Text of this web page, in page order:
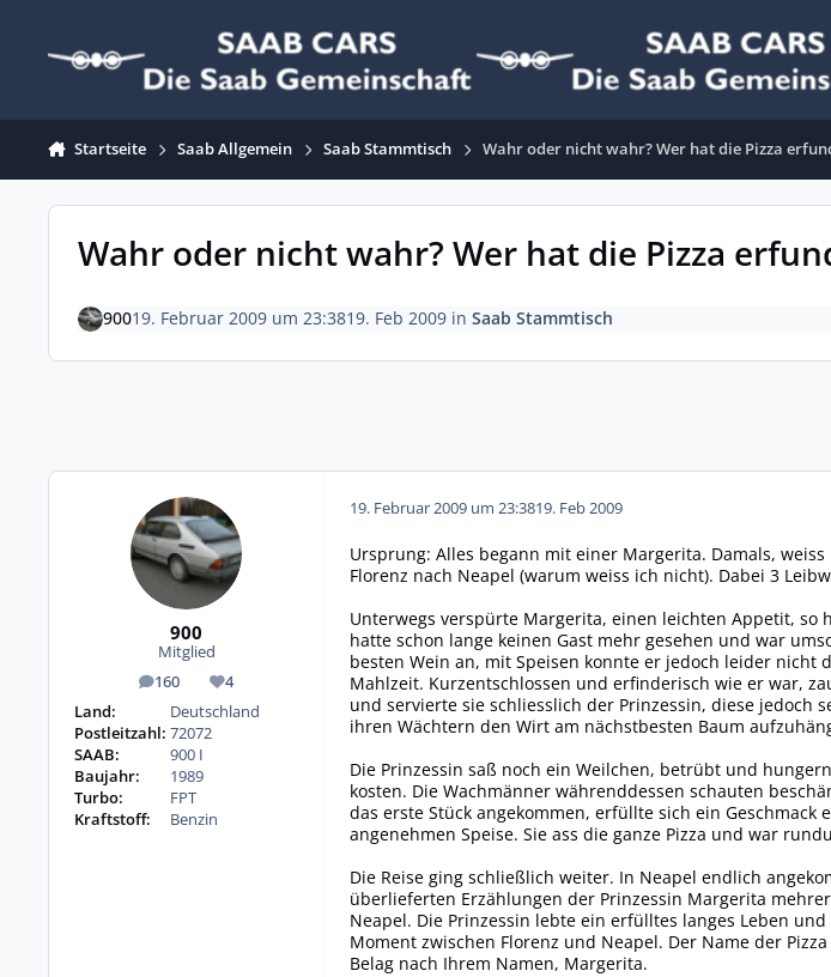
Startseite Saab Allgemein Saab Stammtisch Wahr oder nicht wahr? Wer hat die Pizza
Wahr oder nicht wahr? Wer hat die Pizza
90019. Februar 2009 um 23:3819. Feb 2009in Saab Stammtisch
900
Mitglied
160
Beiträge 4
Reputation
Land:
Deutschland
Postleitzahl: 72072
SAAB:
900 I
Baujahr:
1989
Turbo:
FPT
Kraftstoff:
Benzin
19. Februar 2009 um 23:3819. Feb 2009
Ursprung: Alles begann mit einer Margerita. Damals,
Florenz nach Neapel (warum weiss ich nicht). Dabei 3
Unterwegs verspürte Margerita, einen leichten Appetit, so
hatte schon lange keinen Gast mehr gesehen und war
besten Wein an, mit Speisen konnte er jedoch leider
Mahlzeit. Kurzentschlossen und erfinderisch wie er war,
und servierte sie schliesslich der Prinzessin, diese
ihren Wächtern den Wirt am nächstbesten Baum
Die Prinzessin saß noch ein Weilchen, betrübt und
kosten. Die Wachmänner währenddessen schauten
das erste Stück angekommen, erfüllte sich ein
angenehmen Speise. Sie ass die ganze Pizza und war
Die Reise ging schließlich weiter. In Neapel endlich
überlieferten Erzählungen der Prinzessin Margerita
Neapel. Die Prinzessin lebte ein erfülltes langes Leben
Moment zwischen Florenz und Neapel. Der Name der
Belag nach Ihrem Namen, Margerita.